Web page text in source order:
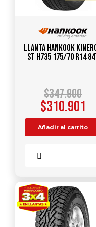
Llanta HANKOOK
ST H735 175/70 R14
$347.900
$310.901
Añadir al carrito